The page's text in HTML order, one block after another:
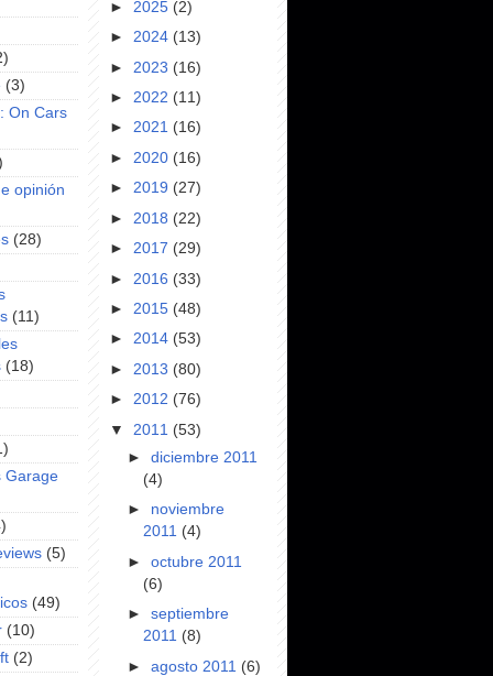
(3)
On Cars
opinión
(28)
(11)
(18)
Garage
(5)
(49)
(10)
(2)
► 2025 (2)
► 2024 (13)
► 2023 (16)
► 2022 (11)
► 2021 (16)
► 2020 (16)
► 2019 (27)
► 2018 (22)
► 2017 (29)
► 2016 (33)
► 2015 (48)
► 2014 (53)
► 2013 (80)
► 2012 (76)
▼ 2011 (53)
►diciembre 2011
(4)
► noviembre
2011 (4)
►octubre 2011
(6)
►septiembre
2011 (8)
►agosto 2011 (6)